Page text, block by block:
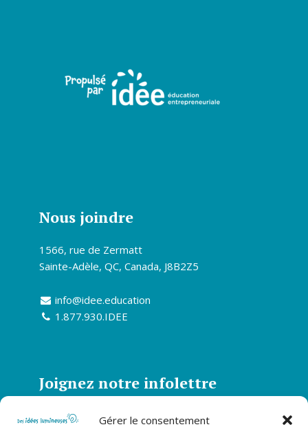
Gérer le consentement
Nous joindre
1566, rue de Zermatt
Sainte-Adèle, QC, Canada, J8B2Z5
info@idee.education
1.877.930.IDEE
Joignez notre infolettre
Abonnez-vous à notre infolettre et soyez